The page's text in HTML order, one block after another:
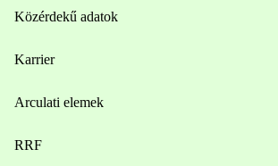
Közérdekű adatok
Karrier
Arculati elemek
RRF